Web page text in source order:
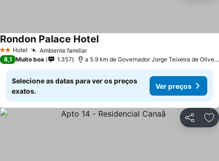
2 Estrelas
Hotel Ambiente familiarVer preços
Rondon Palace HotelVer preços
8,1 Muito boa 1.357 a 5.9 km de Governador Jorge Teixeira de
Selecione as datas para ver os preços
exatos.
Ver preços
Partilhar